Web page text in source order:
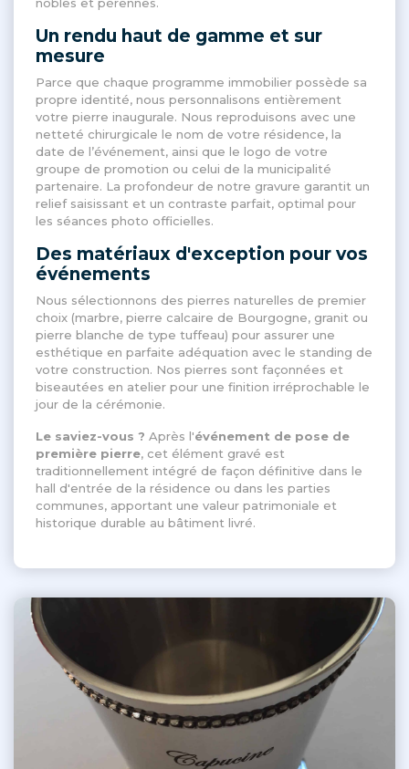
Un rendu haut de gamme et sur
mesure
Parce que chaque programme immobilier possède sa
propre identité, nous personnalisons entièrement
votre pierre inaugurale. Nous reproduisons avec une
netteté chirurgicale le nom de votre résidence, la
date de l’événement, ainsi que le logo de votre
groupe de promotion ou celui de la municipalité
partenaire. La profondeur de notre gravure garantit un
relief saisissant et un contraste parfait, optimal pour
les séances photo officielles.
Des matériaux d'exception pour vos
événements
Nous sélectionnons des pierres naturelles de premier
choix (marbre, pierre calcaire de Bourgogne, granit ou
pierre blanche de type tuffeau) pour assurer une
esthétique en parfaite adéquation avec le standing de
votre construction. Nos pierres sont façonnées et
biseautées en atelier pour une finition irréprochable le
jour de la cérémonie.
Le saviez-vous ? Après l'événement de pose de
première pierre, cet élément gravé est
traditionnellement intégré de façon définitive dans le
hall d'entrée de la résidence ou dans les parties
communes, apportant une valeur patrimoniale et
historique durable au bâtiment livré.